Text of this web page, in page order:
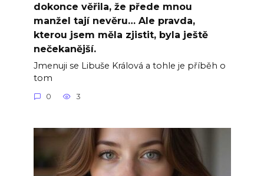
dokonce věřila, že přede mnou
manžel tají nevěru… Ale pravda,
kterou jsem měla zjistit, byla ještě
nečekanější.
Jmenuji se Libuše Králová a tohle je příběh o
tom
0 3